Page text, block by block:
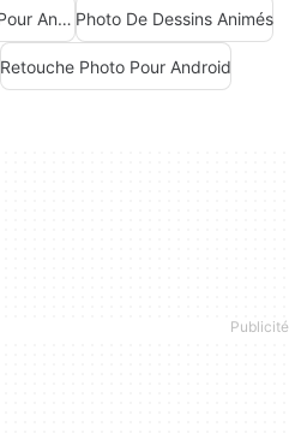
Application De Dessins Animés Pour Android Photo De Dessins Animés
Retouche Photo Pour Android